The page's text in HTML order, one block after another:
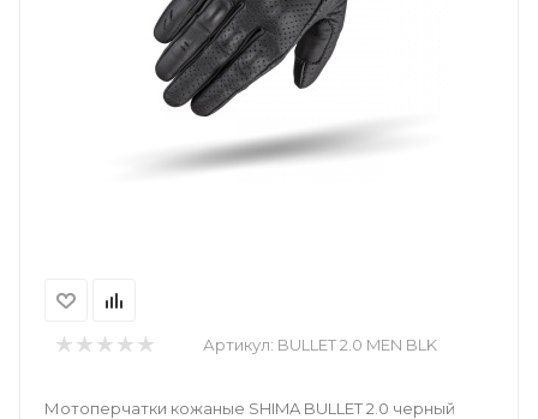
Артикул: BULLET 2.0 MEN BLK
Мотоперчатки кожаные SHIMA BULLET 2.0 черный